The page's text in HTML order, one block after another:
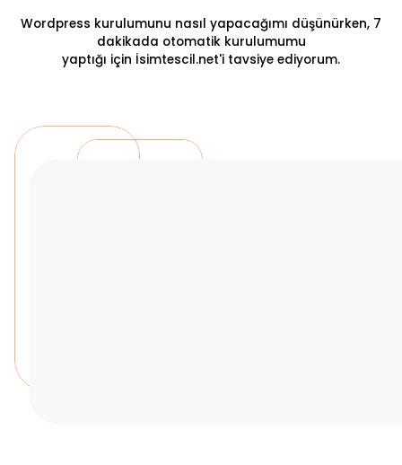
Wordpress kurulumunu nasıl yapacağımı düşünürken, 7
dakikada otomatik kurulumumu
yaptığı için İsimtescil.net'i tavsiye ediyorum.